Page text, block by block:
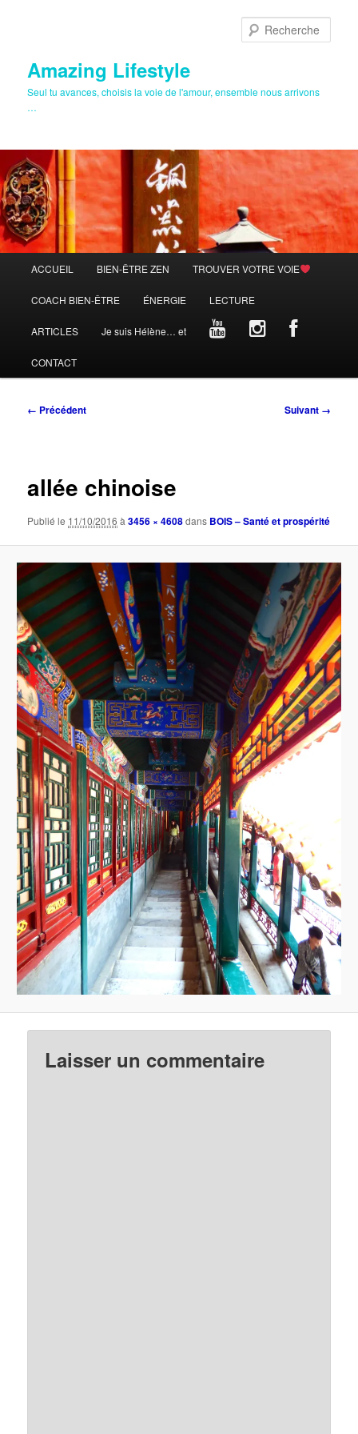
Amazing Lifestyle
Seul tu avances, choisis la voie de l'amour, ensemble nous arrivons
…
principal
ACCUEIL BIEN-ÊTRE ZEN TROUVER VOTRE VOIE
COACH BIEN-ÊTRE ÉNERGIE LECTURE
ARTICLES Je suis Hélène… et
CONTACT
Navigation
← Précédent Suivant →
allée chinoise
Publié le 11/10/2016 à3456 × 4608dans BOIS – Santé et prospérité
Laisser un commentaire